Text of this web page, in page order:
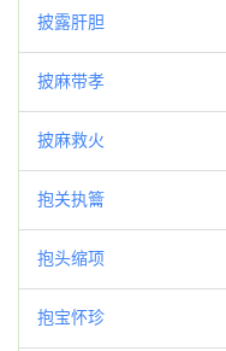
披露肝胆
披麻带孝
披麻救火
抱关执籥
抱头缩项
抱宝怀珍